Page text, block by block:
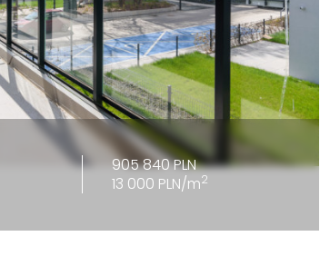
905 840 PLN
13 000 PLN/m2